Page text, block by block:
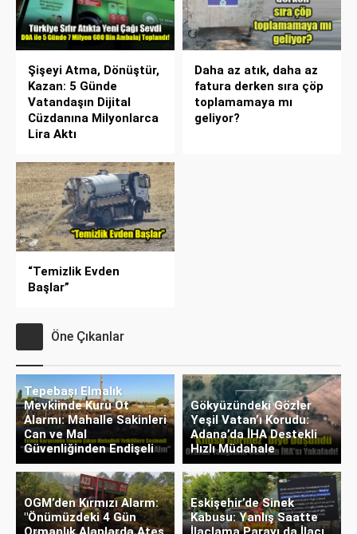
Şişeyi Atma, Dönüştür,
Kazan: 5 Günde
Vatandaşın Dijital
Cüzdanına Milyonlarca
Lira Aktı
Daha az atık, daha az
fatura derken sıra çöp
toplamamaya mı
geliyor?
“Temizlik Evden
Başlar”
Öne Çıkanlar
Tepebaşı Elmalık
Mevkiinde Kuru Ot
Alarmı: Mahalle Sakinleri
Can ve Mal
Güvenliğinden Endişeli
Gökyüzündeki Gözler
Yeşil Vatan’ı Korudu:
Adana’da İHA Destekli
Hızlı Müdahale
OGM’den Kırmızı Alarm:
"Önümüzdeki 4 Gün
Eskişehir’de Sinek
Kabusu: Yanlış Saatte